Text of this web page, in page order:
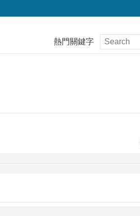
熱門關鍵字